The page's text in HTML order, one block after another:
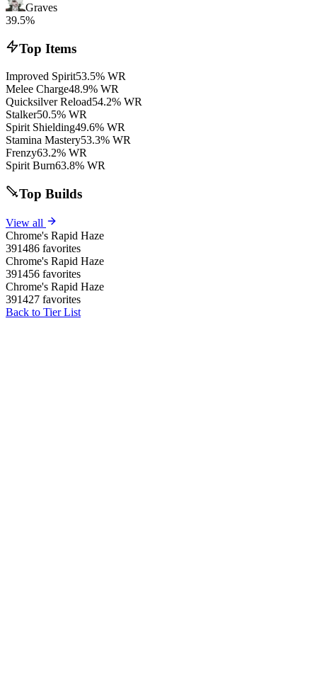
Graves
39.5%
Top Items
Improved Spirit53.5% WR
Melee Charge48.9% WR
Quicksilver Reload54.2% WR
Stalker50.5% WR
Spirit Shielding49.6% WR
Stamina Mastery53.3% WR
Frenzy63.2% WR
Spirit Burn63.8% WR
Top Builds
View all
Chrome's Rapid Haze
391486 favorites
Chrome's Rapid Haze
391456 favorites
Chrome's Rapid Haze
391427 favorites
Back to Tier List